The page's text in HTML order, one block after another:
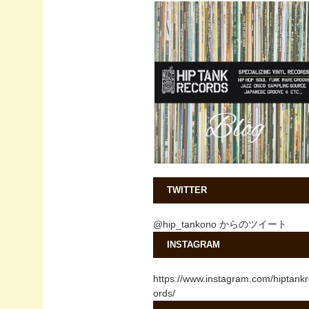
TWITTER
@hip_tankono からのツイート
INSTAGRAM
https://www.instagram.com/
ords/